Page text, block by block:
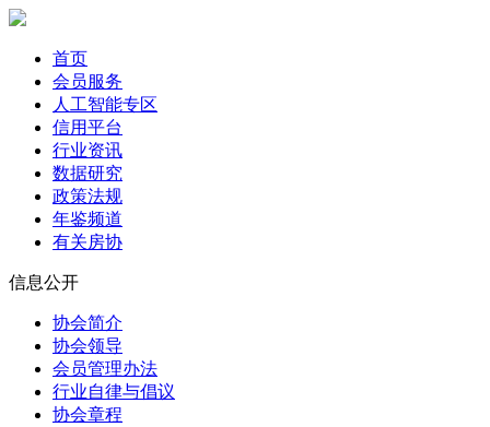
首页
会员服务
人工智能专区
信用平台
行业资讯
数据研究
政策法规
年鉴频道
有关房协
信息公开
协会简介
协会领导
会员管理办法
行业自律与倡议
协会章程